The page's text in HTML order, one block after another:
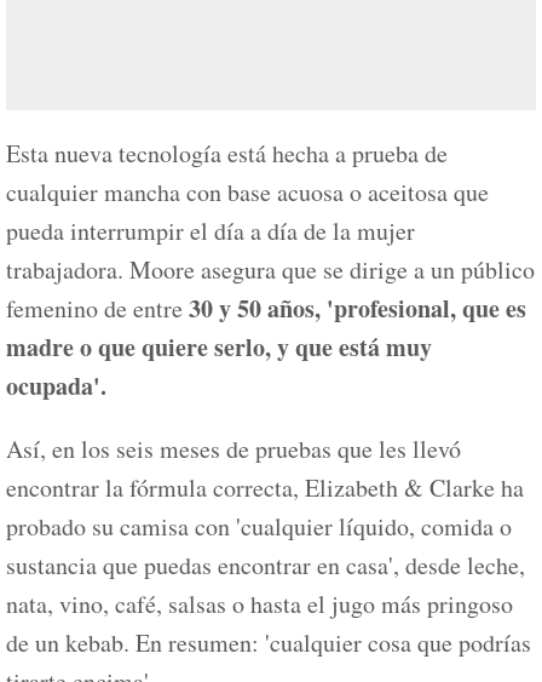
Esta nueva tecnología está hecha a prueba de
cualquier mancha con base acuosa o aceitosa que
pueda interrumpir el día a día de la mujer
trabajadora. Moore asegura que se dirige a un público
femenino de entre 30 y 50 años, 'profesional, que es
madre o que quiere serlo, y que está muy
ocupada'.
Así, en los seis meses de pruebas que les llevó
encontrar la fórmula correcta, Elizabeth & Clarke ha
probado su camisa con 'cualquier líquido, comida o
sustancia que puedas encontrar en casa', desde leche,
nata, vino, café, salsas o hasta el jugo más pringoso
de un kebab. En resumen: 'cualquier cosa que podrías